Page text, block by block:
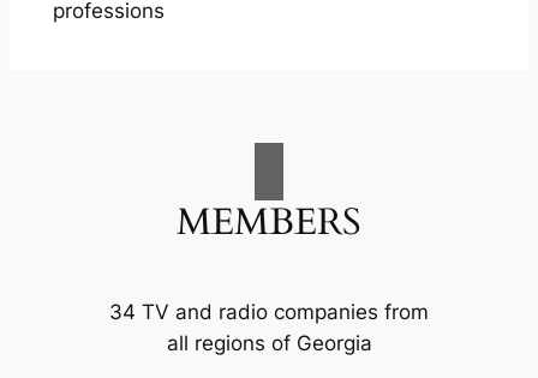
professions
MEMBERS
34 TV and radio companies from
all regions of Georgia